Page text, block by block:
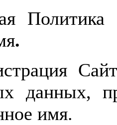
.
данных,
имя.